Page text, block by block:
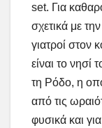
set. Για
σχετικά με
γιατροί στον
είναι το νησί
τη Ρόδο, η
από τις
φυσικά και